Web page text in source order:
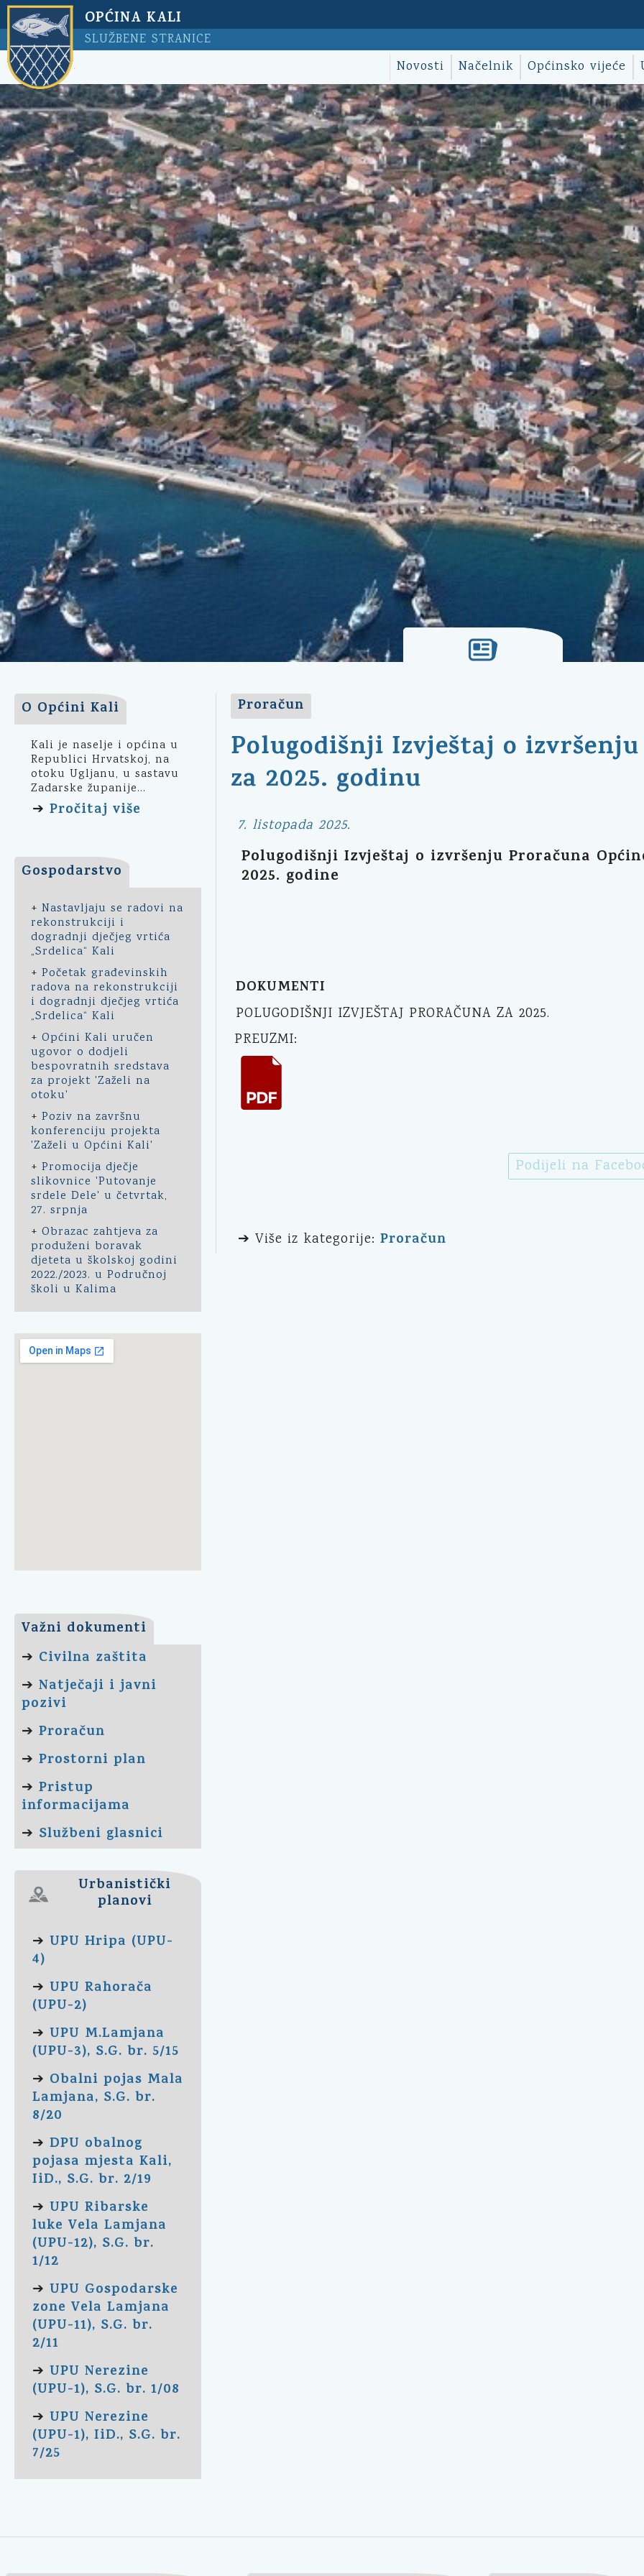
OPĆINA KALI
SLUŽBENE STRANICE
Novosti Načelnik Općinsko vijeće
O Općini Kali
Kali je naselje i općina u
Republici Hrvatskoj, na
otoku Ugljanu, u sastavu
Zadarske županije...
➔ Pročitaj više
Gospodarstvo
+ Nastavljaju se radovi na
rekonstrukciji i
dogradnji dječjeg vrtića
„Srdelica“ Kali
+ Početak građevinskih
radova na rekonstrukciji
i dogradnji dječjeg vrtića
„Srdelica“ Kali
+ Općini Kali uručen
ugovor o dodjeli
bespovratnih sredstava
za projekt 'Zaželi na
otoku'
+ Poziv na završnu
konferenciju projekta
'Zaželi u Općini Kali'
+ Promocija dječje
slikovnice 'Putovanje
srdele Dele' u četvrtak,
27. srpnja
+ Obrazac zahtjeva za
produženi boravak
djeteta u školskoj godini
2022./2023. u Područnoj
školi u Kalima
Važni dokumenti
➔ Civilna zaštita
➔ Natječaji i javni
pozivi
➔ Proračun
➔ Prostorni plan
➔ Pristup
informacijama
➔ Službeni glasnici
Urbanistički
planovi
➔ UPU Hripa (UPU-
4)
➔ UPU Rahorača
(UPU-2)
➔ UPU M.Lamjana
(UPU-3), S.G. br. 5/15
➔ Obalni pojas Mala
Lamjana, S.G. br.
8/20
➔ DPU obalnog
pojasa mjesta Kali,
IiD., S.G. br. 2/19
➔ UPU Ribarske
luke Vela Lamjana
(UPU-12), S.G. br.
1/12
➔ UPU Gospodarske
zone Vela Lamjana
(UPU-11), S.G. br.
2/11
➔ UPU Nerezine
(UPU-1), S.G. br. 1/08
➔ UPU Nerezine
(UPU-1), IiD., S.G. br.
7/25
Proračun
Polugodišnji Izvještaj o
za 2025. godinu
7. listopada 2025.
Polugodišnji Izvještaj o izvršenju Proračuna
2025. godine
DOKUMENTI
POLUGODIŠNJI IZVJEŠTAJ PRORAČUNA ZA 2025.
PREUZMI:
Podijeli na
➔ Više iz kategorije: Proračun